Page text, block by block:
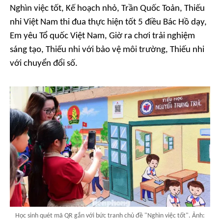
Nghìn việc tốt, Kế hoạch nhỏ, Trần Quốc Toản, Thiếu
nhi Việt Nam thi đua thực hiện tốt 5 điều Bác Hồ dạy,
Em yêu Tổ quốc Việt Nam, Giờ ra chơi trải nghiệm
sáng tạo, Thiếu nhi với bảo vệ môi trường, Thiếu nhi
với chuyển đổi số.
Học sinh quét mã QR gắn với bức tranh chủ đề "Nghìn việc tốt". Ảnh: